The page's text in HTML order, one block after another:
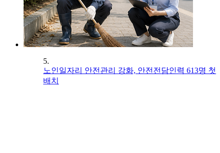
5.
노인일자리 안전관리 강화, 안전전담인력 613명 첫
배치